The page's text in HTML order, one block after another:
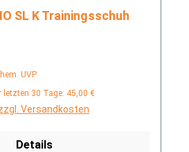
SL K Trainingsschuh
Preis:UVP
letzten 30 Tage: 45,00 €
Versandkosten
Details